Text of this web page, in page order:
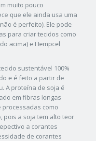
muito pouco
que ele ainda usa uma
é perfeito). Ele pode
para criar tecidos como
acima) e Hempcel
sustentável 100%
e é feito a partir de
A proteína de soja é
em fibras longas
como
pois a soja tem alto teor
a corantes
de corantes